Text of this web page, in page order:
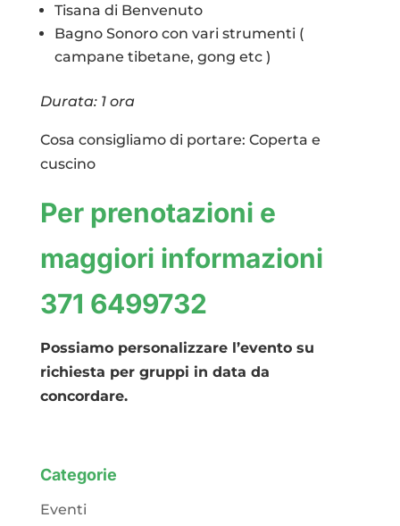
Tisana di Benvenuto
Bagno Sonoro con vari strumenti (
campane tibetane, gong etc )
Durata: 1 ora
Cosa consigliamo di portare: Coperta e
cuscino
Per prenotazioni e
maggiori informazioni
371 6499732
Possiamo personalizzare l’evento su
richiesta per gruppi in data da
concordare.
Categorie
Eventi